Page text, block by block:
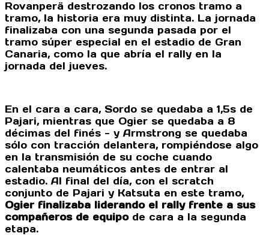
Rovanperä destrozando los cronos tramo a
tramo, la historia era muy distinta. La jornada
finalizaba con una segunda pasada por el
tramo súper especial en el estadio de Gran
Canaria, como la que abría el rally en la
jornada del jueves.
En el cara a cara, Sordo se quedaba a 1,5s de
Pajari, mientras que Ogier se quedaba a 8
décimas del finés - y Armstrong se quedaba
sólo con tracción delantera, rompiéndose algo
en la transmisión de su coche cuando
calentaba neumáticos antes de entrar al
estadio. Al final del día, con el scratch
conjunto de Pajari y Katsuta en este tramo,
Ogier finalizaba liderando el rally frente a sus
compañeros de equipode cara a la segunda
etapa.